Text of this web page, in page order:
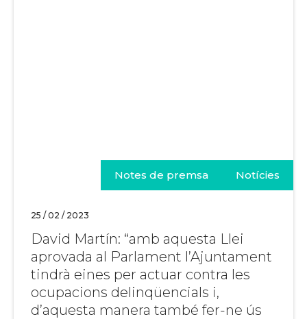
Notes de premsa Notícies
25 / 02 / 2023
David Martín: “amb aquesta Llei
aprovada al Parlament l’Ajuntament
tindrà eines per actuar contra les
ocupacions delinqüencials i,
d’aquesta manera també fer-ne ús